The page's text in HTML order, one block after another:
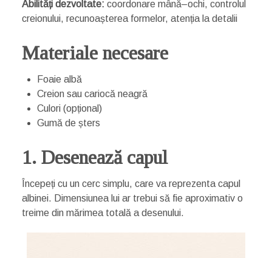
Abilități dezvoltate: coordonare mână–ochi, controlul
creionului, recunoașterea formelor, atenția la detalii
Materiale necesare
Foaie albă
Creion sau cariocă neagră
Culori (opțional)
Gumă de șters
1. Desenează capul
Începeți cu un cerc simplu, care va reprezenta capul
albinei. Dimensiunea lui ar trebui să fie aproximativ o
treime din mărimea totală a desenului.